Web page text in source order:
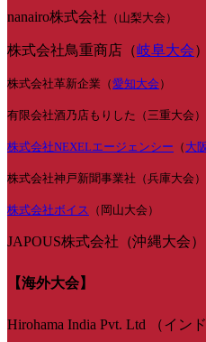
nanairo株式会社 （山梨大会）
株式会社鳥重商店（岐阜大会）
株式会社革新企業（愛知大会 ）
有限会社酒乃店もりした（三重大会）
株式会社NEXELエージェンシー （ 大
株式会社神戸新聞事業社（兵庫大会）
株式会社ボイス （岡山大会）
JAPOUS株式会社（沖縄大会）
【海外大会】
Hirohama India Pvt. Ltd （インド